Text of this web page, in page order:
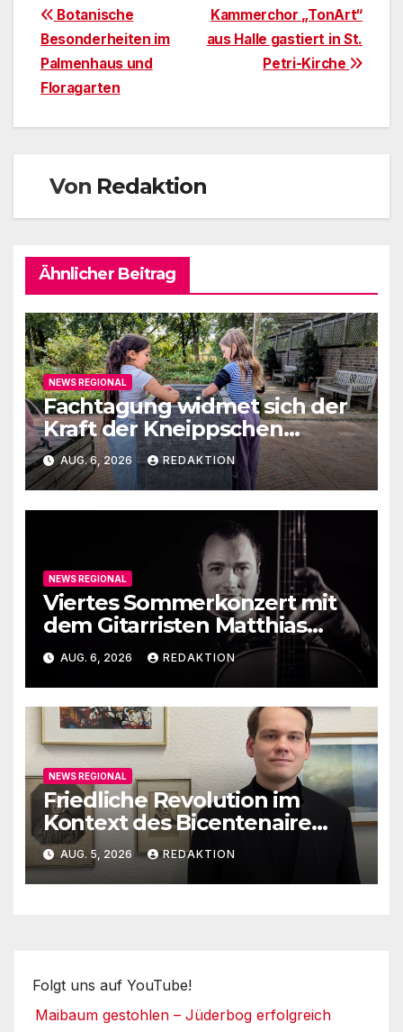
Beitragsnavigation
Kammerchor „TonArt“
aus Halle gastiert in St.
Petri-Kirche
Botanische
Besonderheiten im
Palmenhaus und
Floragarten
Von Redaktion
Ähnlicher Beitrag
NEWS REGIONAL
Fachtagung widmet sich der
Kraft der Kneippschen
Elemente
AUG. 6, 2026 REDAKTION
NEWS REGIONAL
Viertes Sommerkonzert mit
dem Gitarristen Matthias
Ehrig
AUG. 6, 2026 REDAKTION
NEWS REGIONAL
Friedliche Revolution im
Kontext des Bicentenaire
1789-1989
AUG. 5, 2026 REDAKTION
Folgt uns auf YouTube!
Maibaum gestohlen – Jüderbog erfolgreich